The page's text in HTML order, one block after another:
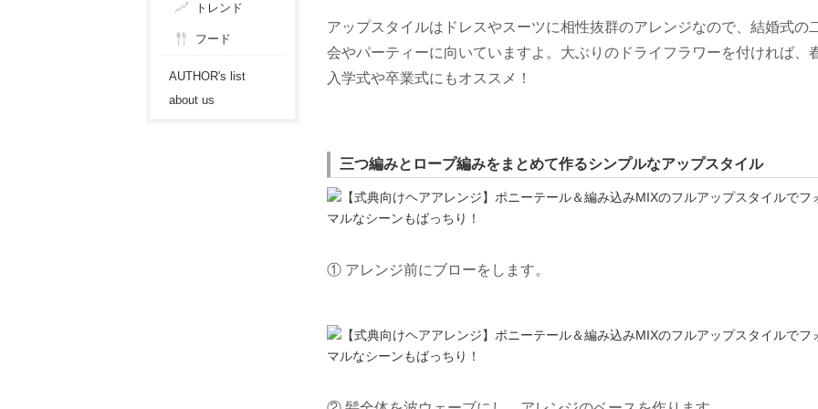
トレンド
フード
AUTHOR's list
about us
アップスタイルはドレスやスーツに相性抜群のアレンジなので、結婚式の
会やパーティーに向いていますよ。大ぶりのドライフラワーを付ければ、
入学式や卒業式にもオススメ！
三つ編みとロープ編みをまとめて作るシンプルなアップスタイル
① アレンジ前にブローをします。